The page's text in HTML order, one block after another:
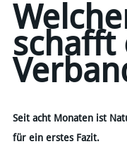
schafft
Seit acht Monaten ist
für ein erstes Fazit.